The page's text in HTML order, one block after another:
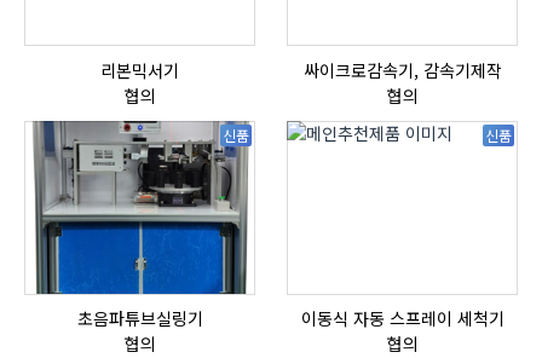
리본믹서기
협의
싸이크로감속기, 감속기제작
협의
신품
초음파튜브실링기
협의
신품
이동식 자동 스프레이 세척기
협의